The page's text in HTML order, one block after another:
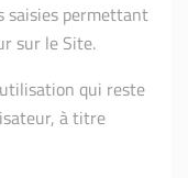
saisies permettant
sur le Site.
qui reste
à titre